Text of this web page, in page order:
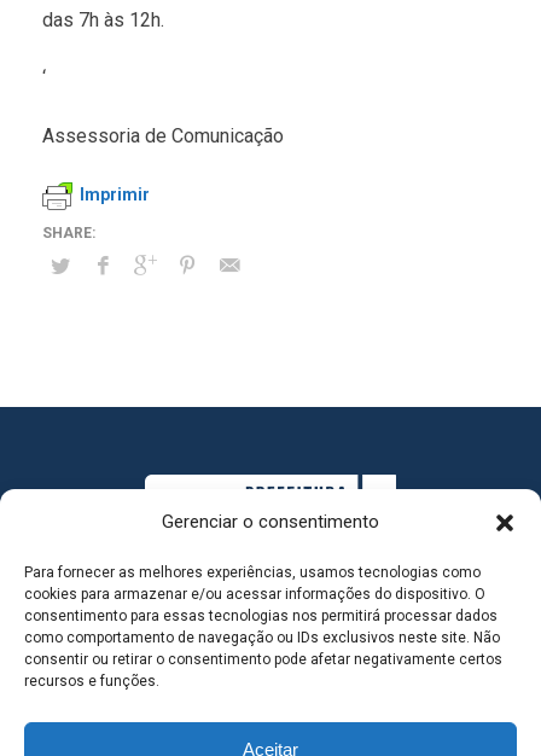
Gerenciar o consentimento
Para fornecer as melhores experiências, usamos tecnologias como
cookies para armazenar e/ou acessar informações do dispositivo. O
consentimento para essas tecnologias nos permitirá processar dados
como comportamento de navegação ou IDs exclusivos neste site. Não
consentir ou retirar o consentimento pode afetar negativamente certos
recursos e funções.
Aceitar
das 7h às 12h.
‘
Assessoria de Comunicação
Imprimir
MAPA DO SITE